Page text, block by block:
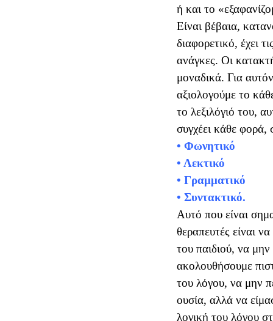
ή και το
Είναι βέβαια,
διαφορετικό, έχει
ανάγκες. Οι
μοναδικά. Για
αξιολογούμε το
το λεξιλόγιό του,
• Φωνητικό
• Λεκτικό
• Γραμματικό
• Συντακτικό.
Αυτό που είναι
θεραπευτές είναι
του παιδιού, να
ακολουθήσουμε
του λόγου, να μην
ουσία, αλλά να
λογική του λόγου